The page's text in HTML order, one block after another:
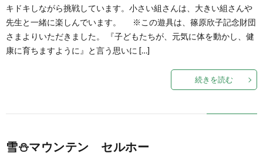
キドキしながら挑戦しています。小さい組さんは、大きい組さんや
先生と一緒に楽しんでいます。 ※この遊具は、篠原欣子記念財団
さまよりいただきました。 『子どもたちが、元気に体を動かし、健
康に育ちますように』と言う思いに […]
続きを読む
雪⛄マウンテン セルホー